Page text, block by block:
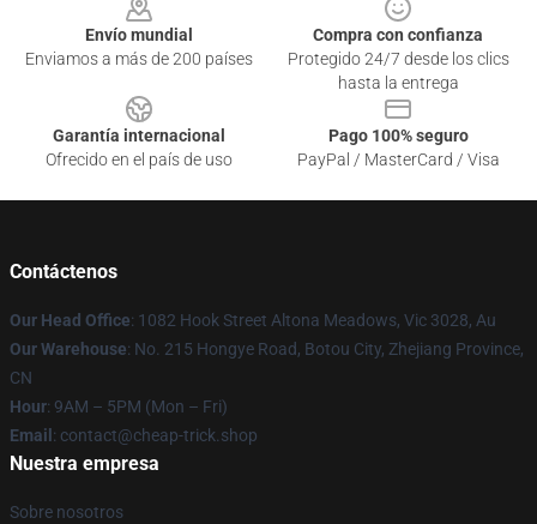
Envío mundial
Enviamos a más de 200 países
Compra con confianza
Protegido 24/7 desde los clics
hasta la entrega
Garantía internacional
Ofrecido en el país de uso
Pago 100% seguro
PayPal / MasterCard / Visa
Contáctenos
Our Head Office: 1082 Hook Street Altona Meadows, Vic 3028, Au
Our Warehouse: No. 215 Hongye Road, Botou City, Zhejiang Province,
CN
Hour: 9AM – 5PM (Mon – Fri)
Email : contact@cheap-trick.shop
Nuestra empresa
Sobre nosotros